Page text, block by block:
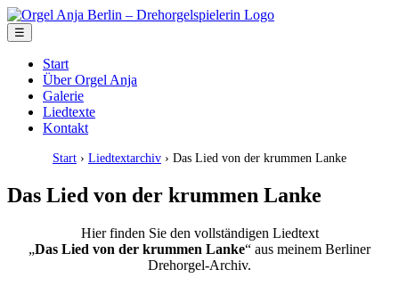
☰
Start
Über Orgel Anja
Galerie
Liedtexte
Kontakt
Start › Liedtextarchiv › Das Lied von der krummen Lanke
Das Lied von der krummen Lanke
Hier finden Sie den vollständigen Liedtext
„Das Lied von der krummen Lanke“ aus meinem Berliner
Drehorgel-Archiv.